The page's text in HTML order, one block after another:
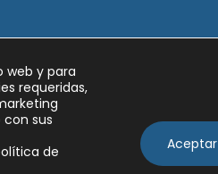
web y para
requeridas,
sus
de
Aceptar